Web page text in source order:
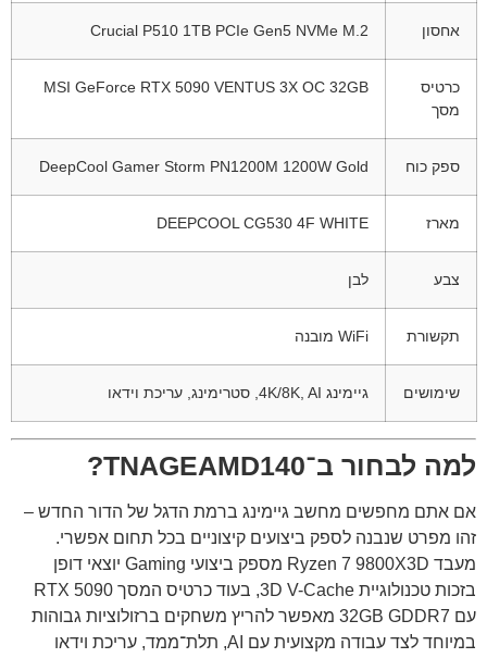
אחסון Crucial P510 1TB PCIe Gen5 NVMe M.2
כרטיס
מסך
MSI GeForce RTX 5090 VENTUS 3X OC 32GB
ספק כוח DeepCool Gamer Storm PN1200M 1200W Gold
מארז DEEPCOOL CG530 4F WHITE
צבע לבן
תקשורת WiFi מובנה
שימושים גיימינג 4K/8K, AI, סטרימינג, עריכת וידאו
למה לבחור ב־TNAGEAMD140?
אם אתם מחפשים מחשב גיימינג ברמת הדגל של הדור החדש –
זהו מפרט שנבנה לספק ביצועים קיצוניים בכל תחום אפשרי.
מעבד Ryzen 7 9800X3D מספק ביצועי Gaming יוצאי דופן
בזכות טכנולוגיית 3D V-Cache, בעוד כרטיס המסך RTX 5090
עם 32GB GDDR7 מאפשר להריץ משחקים ברזולוציות גבוהות
במיוחד לצד עבודה מקצועית עם AI, תלת־ממד, עריכת וידאו